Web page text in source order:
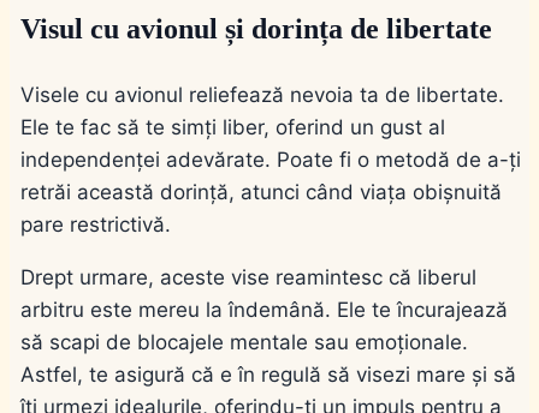
Visul cu avionul și dorința de libertate
Visele cu avionul reliefează nevoia ta de libertate.
Ele te fac să te simți liber, oferind un gust al
independenței adevărate. Poate fi o metodă de a-ți
retrăi această dorință, atunci când viața obișnuită
pare restrictivă.
Drept urmare, aceste vise reamintesc că liberul
arbitru este mereu la îndemână. Ele te încurajează
să scapi de blocajele mentale sau emoționale.
Astfel, te asigură că e în regulă să visezi mare și să
îți urmezi idealurile, oferindu-ți un impuls pentru a